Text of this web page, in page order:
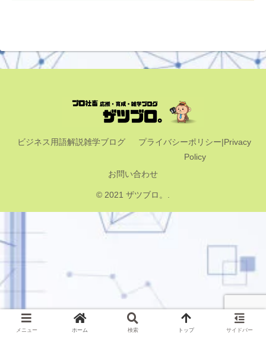
ビジネス用語解説雑学ブログ
プライバシーポリシー|Privacy
Policy
お問い合わせ
© 2021 ザツブロ。.
メニュー ホーム 検索 トップ サイドバー